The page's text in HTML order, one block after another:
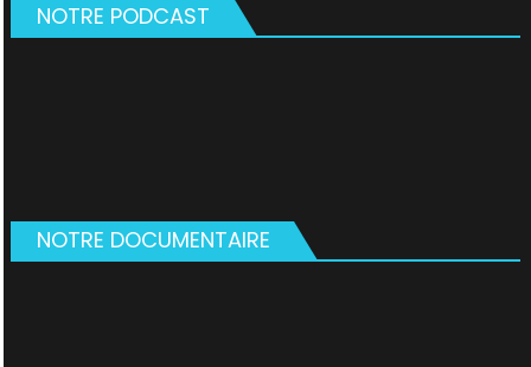
NOTRE PODCAST
NOTRE DOCUMENTAIRE